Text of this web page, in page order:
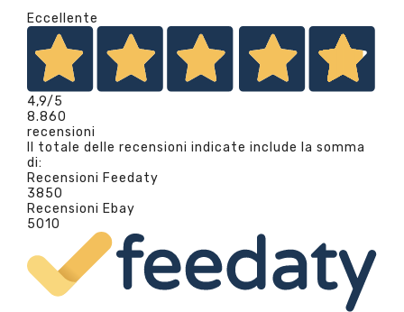
Eccellente
4,9/5
8.860
recensioni
Il totale delle recensioni indicate include la somma
di:
Recensioni Feedaty
3850
Recensioni Ebay
5010